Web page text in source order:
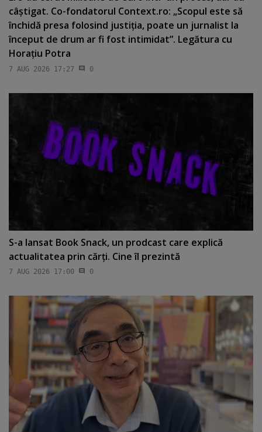
câştigat. Co-fondatorul Context.ro: „Scopul este să
închidă presa folosind justiţia, poate un jurnalist la
început de drum ar fi fost intimidat”. Legătura cu
Horaţiu Potra
7 AUG 2026 17:27 0
S-a lansat Book Snack, un prodcast care explică
actualitatea prin cărţi. Cine îl prezintă
7 AUG 2026 17:00 0